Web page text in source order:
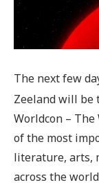
The next few
Zeeland will be
Worldcon – The
of the most
literature, arts,
across the